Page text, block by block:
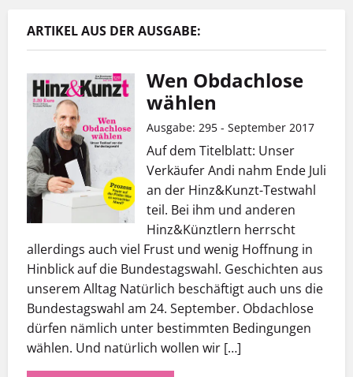
ARTIKEL AUS DER AUSGABE:
Wen Obdachlose
wählen
Ausgabe: 295 - September 2017
Auf dem Titelblatt: Unser
Verkäufer Andi nahm Ende Juli
an der Hinz&Kunzt-Testwahl
teil. Bei ihm und anderen
Hinz&Künztlern herrscht
allerdings auch viel Frust und wenig Hoffnung in
Hinblick auf die Bundestagswahl. Geschichten aus
unserem Alltag Natürlich beschäftigt auch uns die
Bundestagswahl am 24. September. Obdachlose
dürfen nämlich unter bestimmten Bedingungen
wählen. Und natürlich wollen wir […]